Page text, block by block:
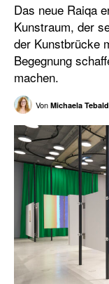
Das neue Raiqa
Kunstraum, der
der Kunstbrücke
Begegnung
machen.
Von Michaela